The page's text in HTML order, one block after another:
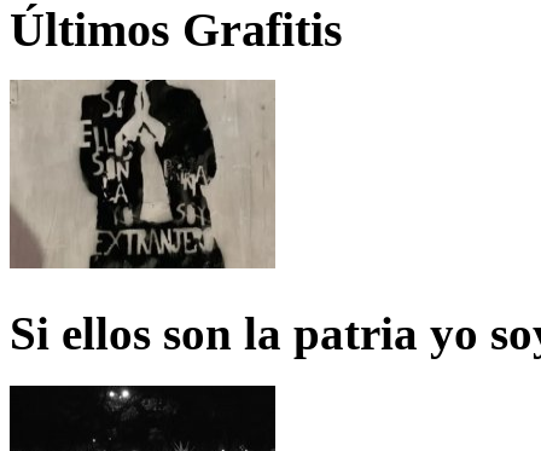
Últimos Grafitis
Si ellos son la patria yo